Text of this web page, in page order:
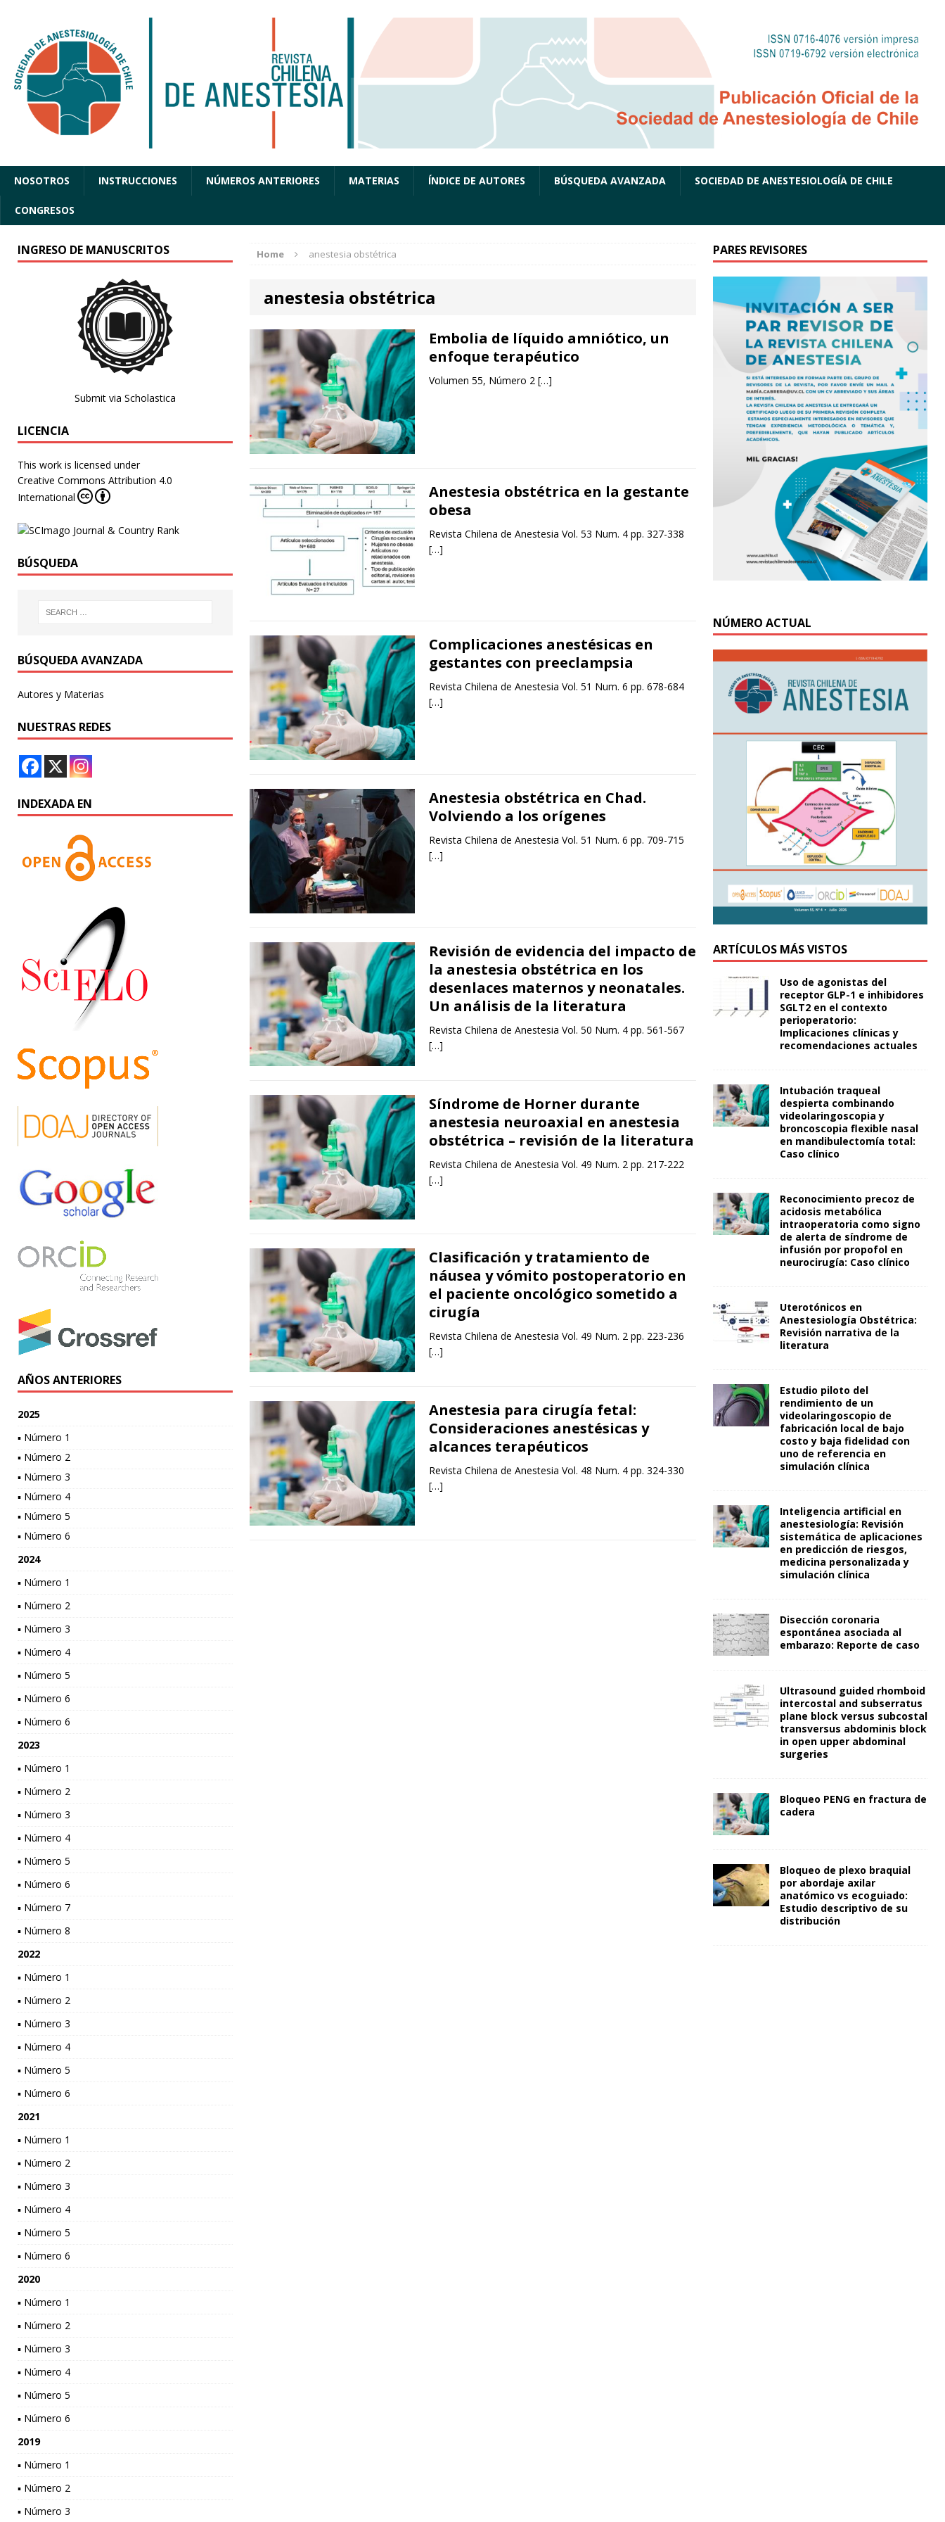
NOSOTROS INSTRUCCIONES NÚMEROS ANTERIORES MATERIAS ÍNDICE DE AUTORES BÚSQUEDA AVANZADA SOCIEDAD DE ANESTESIOLOGÍA DE CHILE
CONGRESOS
Home anestesia obstétrica
anestesia obstétrica
Embolia de líquido amniótico, un
enfoque terapéutico
Volumen 55, Número 2 […]
Anestesia obstétrica en la gestante
obesa
Revista Chilena de Anestesia Vol. 53 Num. 4 pp. 327-338
[…]
Complicaciones anestésicas en
gestantes con preeclampsia
Revista Chilena de Anestesia Vol. 51 Num. 6 pp. 678-684
[…]
Anestesia obstétrica en Chad.
Volviendo a los orígenes
Revista Chilena de Anestesia Vol. 51 Num. 6 pp. 709-715
[…]
Revisión de evidencia del impacto de
la anestesia obstétrica en los
desenlaces maternos y neonatales.
Un análisis de la literatura
Revista Chilena de Anestesia Vol. 50 Num. 4 pp. 561-567
[…]
Síndrome de Horner durante
anestesia neuroaxial en anestesia
obstétrica – revisión de la literatura
Revista Chilena de Anestesia Vol. 49 Num. 2 pp. 217-222
[…]
Clasificación y tratamiento de
náusea y vómito postoperatorio en
el paciente oncológico sometido a
cirugía
Revista Chilena de Anestesia Vol. 49 Num. 2 pp. 223-236
[…]
Anestesia para cirugía fetal:
Consideraciones anestésicas y
alcances terapéuticos
Revista Chilena de Anestesia Vol. 48 Num. 4 pp. 324-330
[…]
INGRESO DE MANUSCRITOS
Submit via Scholastica
LICENCIA
This work is licensed under
Creative Commons Attribution 4.0
International
BÚSQUEDA
BÚSQUEDA AVANZADA
Autores y Materias
NUESTRAS REDES
INDEXADA EN
AÑOS ANTERIORES
2025
▪ Número 1
▪ Número 2
▪ Número 3
▪ Número 4
▪ Número 5
▪ Número 6
2024
▪ Número 1
▪ Número 2
▪ Número 3
▪ Número 4
▪ Número 5
▪ Número 6
▪ Número 6
2023
▪ Número 1
▪ Número 2
▪ Número 3
▪ Número 4
▪ Número 5
▪ Número 6
▪ Número 7
▪ Número 8
2022
▪ Número 1
▪ Número 2
▪ Número 3
▪ Número 4
▪ Número 5
▪ Número 6
2021
▪ Número 1
▪ Número 2
▪ Número 3
▪ Número 4
▪ Número 5
▪ Número 6
2020
▪ Número 1
▪ Número 2
▪ Número 3
▪ Número 4
▪ Número 5
▪ Número 6
2019
▪ Número 1
▪ Número 2
▪ Número 3
PARES REVISORES
NÚMERO ACTUAL
ARTÍCULOS MÁS VISTOS
Uso de agonistas del
receptor GLP-1 e inhibidores
SGLT2 en el contexto
perioperatorio:
Implicaciones clínicas y
recomendaciones actuales
Intubación traqueal
despierta combinando
videolaringoscopia y
broncoscopia flexible nasal
en mandibulectomía total:
Caso clínico
Reconocimiento precoz de
acidosis metabólica
intraoperatoria como signo
de alerta de síndrome de
infusión por propofol en
neurocirugía: Caso clínico
Uterotónicos en
Anestesiología Obstétrica:
Revisión narrativa de la
literatura
Estudio piloto del
rendimiento de un
videolaringoscopio de
fabricación local de bajo
costo y baja fidelidad con
uno de referencia en
simulación clínica
Inteligencia artificial en
anestesiología: Revisión
sistemática de aplicaciones
en predicción de riesgos,
medicina personalizada y
simulación clínica
Disección coronaria
espontánea asociada al
embarazo: Reporte de caso
Ultrasound guided rhomboid
intercostal and subserratus
plane block versus subcostal
transversus abdominis block
in open upper abdominal
surgeries
Bloqueo PENG en fractura de
cadera
Bloqueo de plexo braquial
por abordaje axilar
anatómico vs ecoguiado:
Estudio descriptivo de su
distribución